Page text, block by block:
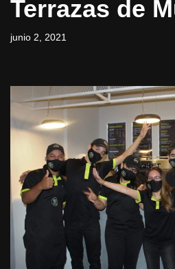
Terrazas de
junio 2, 2021